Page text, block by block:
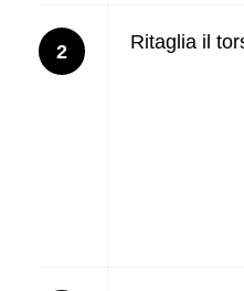
2 Ritaglia il